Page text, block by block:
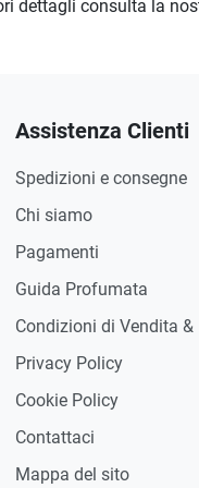
dettagli consulta la
Assistenza Clienti
Spedizioni e consegne
Chi siamo
Pagamenti
Guida Profumata
Condizioni di Vendita &
Privacy Policy
Cookie Policy
Contattaci
Mappa del sito